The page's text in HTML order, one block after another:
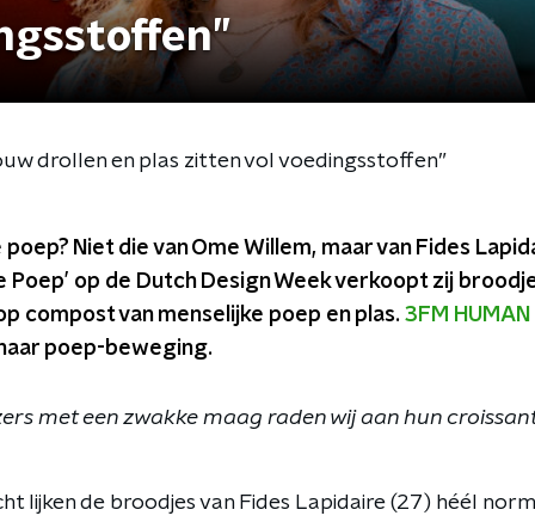
drollen en plas zitten vol voedingsstoffen”
Niet die van Ome Willem, maar van Fides
Poep’ op de Dutch Design Week verkoopt zij
compost van menselijke poep en plas. 3FM HUMAN
poep-beweging.
met een zwakke maag raden wij aan hun
lijken de broodjes van Fides Lapidaire (27) héél